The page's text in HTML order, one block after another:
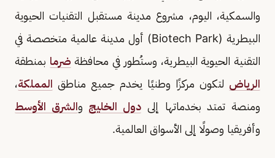
والسمكية، اليوم، مشروع مدينة مستقبل التقنيات الحيوية
البيطرية (Biotech Park) أول مدينة عالمية متخصصة في
التقنية الحيوية البيطرية، وستُطور في محافظة ضرما بمنطقة
الرياض لتكون مركزًا وطنيًا يخدم جميع مناطق المملكة،
ومنصة تمتد بخدماتها إلى دول الخليج والشرق الأوسط
وأفريقيا وصولًا إلى الأسواق العالمية.